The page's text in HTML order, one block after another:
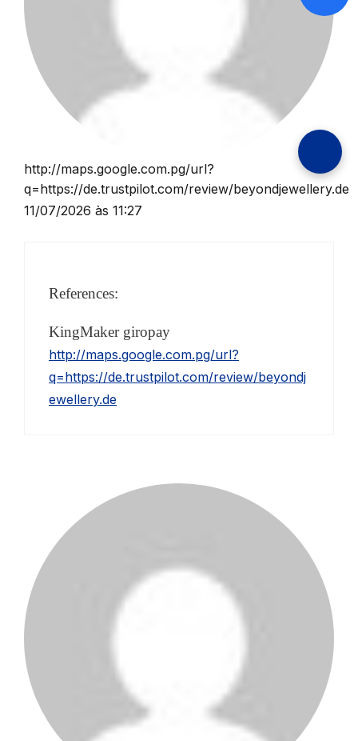
http://maps.google.com.pg/url?
q=https://de.trustpilot.com/review/beyondjewellery.de
11/07/2026 às 11:27
References:
KingMaker giropay
http://maps.google.com.pg/url?
q=https://de.trustpilot.com/review/beyondj
ewellery.de